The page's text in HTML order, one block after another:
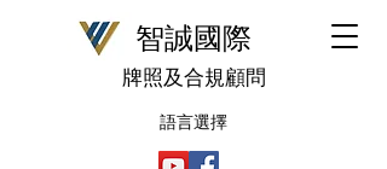
​智誠國際
牌照及合規顧問
語言選擇